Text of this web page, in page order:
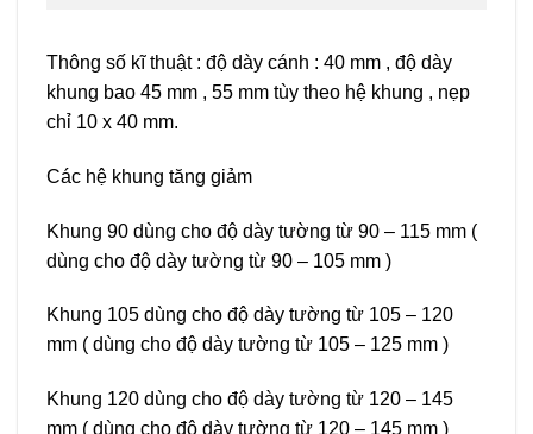
Thông số kĩ thuật : độ dày cánh : 40 mm , độ dày
khung bao 45 mm , 55 mm tùy theo hệ khung , nẹp
chỉ 10 x 40 mm.
Các hệ khung tăng giảm
Khung 90 dùng cho độ dày tường từ 90 – 115 mm (
dùng cho độ dày tường từ 90 – 105 mm )
Khung 105 dùng cho độ dày tường từ 105 – 120
mm ( dùng cho độ dày tường từ 105 – 125 mm )
Khung 120 dùng cho độ dày tường từ 120 – 145
mm ( dùng cho độ dày tường từ 120 – 145 mm )